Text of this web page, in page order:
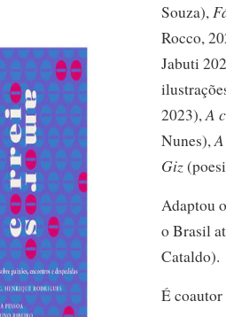
Souza),
Rocco,
Jabuti
2023),A
Nunes),
Giz
Adaptou
o Brasil
Cataldo).
É